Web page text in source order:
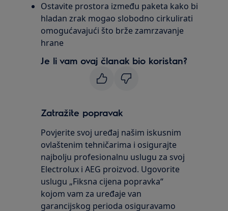
Ostavite prostora između paketa kako bi
hladan zrak mogao slobodno cirkulirati
omogućavajući što brže zamrzavanje
hrane
Je li vam ovaj članak bio koristan?
Zatražite popravak
Povjerite svoj uređaj našim iskusnim
ovlaštenim tehničarima i osigurajte
najbolju profesionalnu uslugu za svoj
Electrolux i AEG proizvod. Ugovorite
uslugu „Fiksna cijena popravka“
kojom vam za uređaje van
garancijskog perioda osiguravamo